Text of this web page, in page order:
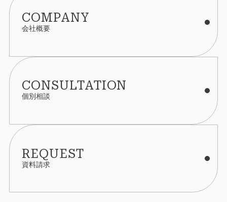
COMPANY
会社概要
CONSULTATION
個別相談
REQUEST
資料請求